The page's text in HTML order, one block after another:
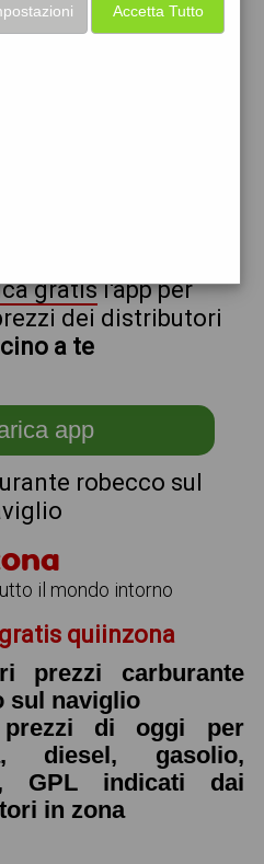
repsol
gratisl'app per
dei distributori
a te
app
robecco sul
il mondo intorno
quiinzona
prezzi carburante
sul naviglio
di oggi per
diesel, gasolio,
GPL indicati dai
in zona
Accetta Tutto